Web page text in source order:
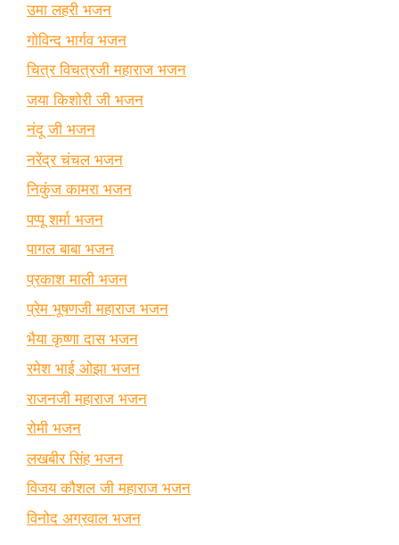
उमा लहरी भजन
गोविन्द भार्गव भजन
चित्र विचत्रजी महाराज भजन
जया किशोरी जी भजन
नंदू जी भजन
नरेंद्र चंचल भजन
निकुंज कामरा भजन
पप्पू शर्मा भजन
पागल बाबा भजन
प्रकाश माली भजन
प्रेम भूषणजी महाराज भजन
भैया कृष्णा दास भजन
रमेश भाई ओझा भजन
राजनजी महाराज भजन
रोमी भजन
लखबीर सिंह भजन
विजय कौशल जी महाराज भजन
विनोद अग्रवाल भजन